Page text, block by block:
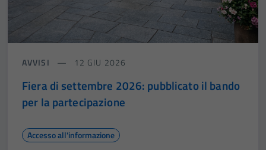
AVVISI 12 GIU 2026
Fiera di settembre 2026: pubblicato il bando
per la partecipazione
Accesso all'informazione